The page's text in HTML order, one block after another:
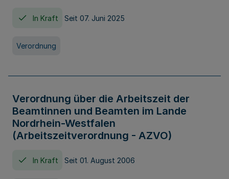
In Kraft Seit 07. Juni 2025
Verordnung
Verordnung über die Arbeitszeit der
Beamtinnen und Beamten im Lande
Nordrhein-Westfalen
(Arbeitszeitverordnung - AZVO)
In Kraft Seit 01. August 2006